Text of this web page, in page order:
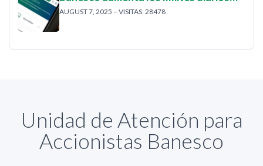
AUGUST 7, 2025 – VISITAS: 28478
Unidad de Atención para
Accionistas Banesco